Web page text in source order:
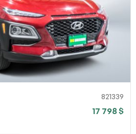
821339
17 798 $